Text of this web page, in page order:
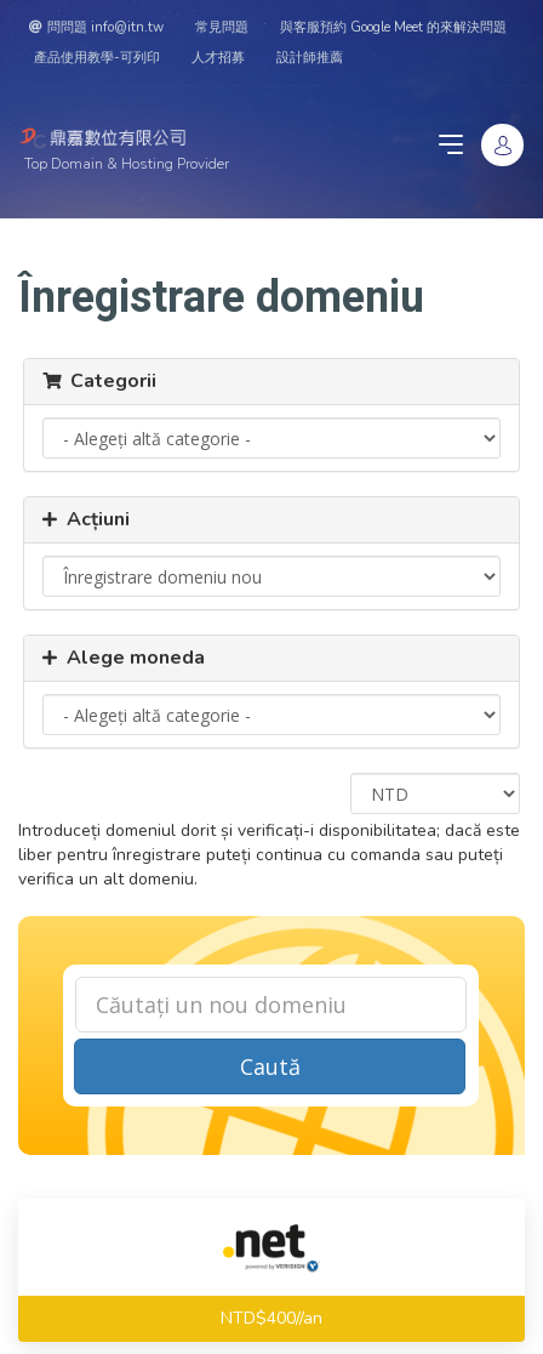
問問題 info@itn.tw 常見問題
與客服預約 Google Meet 的來解決問題
產品使用教學-可列印
人才招募 設計師推薦
Top Domain & Hosting Provider
Înregistrare domeniu
Categorii
Acțiuni
Alege moneda
Introduceți domeniul dorit și verificați-i disponibilitatea; dacă este
liber pentru înregistrare puteți continua cu comanda sau puteți
verifica un alt domeniu.
Caută
NTD$400//an